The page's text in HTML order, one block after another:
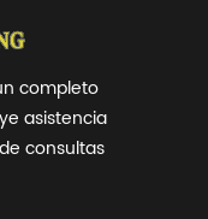
completo
asistencia
consultas